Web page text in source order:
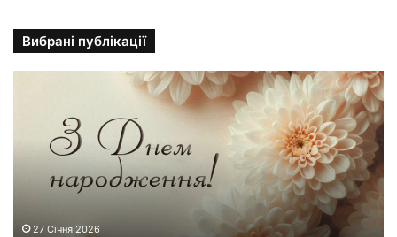
Вибрані публікації
27 Січня 2026